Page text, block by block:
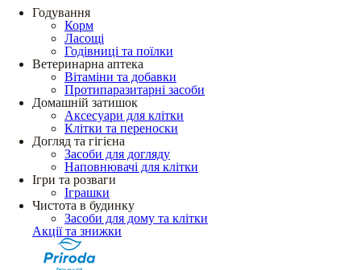
Годування
Корм
Ласощі
Годівниці та поїлки
Ветеринарна аптека
Вітаміни та добавки
Протипаразитарні засоби
Домашній затишок
Аксесуари для клітки
Клітки та переноски
Догляд та гігієна
Засоби для догляду
Наповнювачі для клітки
Ігри та розваги
Іграшки
Чистота в будинку
Засоби для дому та клітки
Акції та знижки